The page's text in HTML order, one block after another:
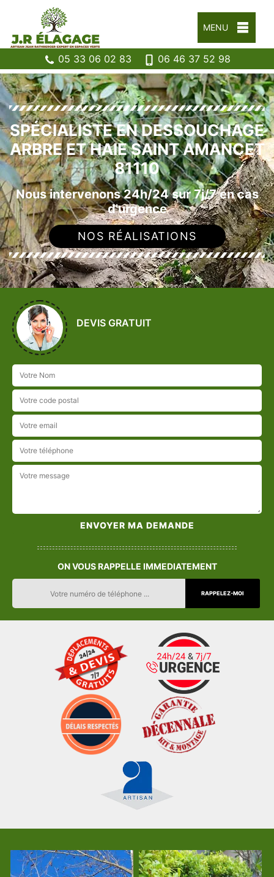
MENU
05 33 06 02 83 06 46 37 52 98
SPÉCIALISTE EN DESSOUCHAGE
ARBRE ET HAIE SAINT AMANCET
81110
Nous intervenons 24h/24 sur 7j/7 en cas
d'urgence
NOS RÉALISATIONS
DEVIS GRATUIT
ON VOUS RAPPELLE IMMEDIATEMENT